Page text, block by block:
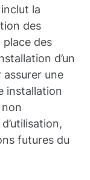
la
des
des
d’un
une
installation
non
futures du